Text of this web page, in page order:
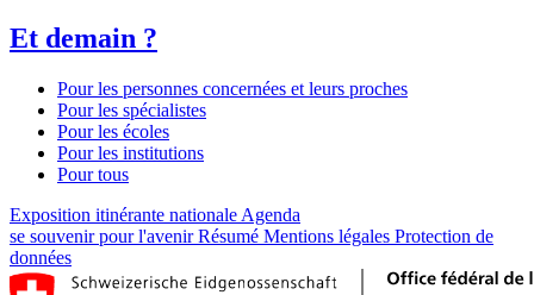
Et demain ?
Pour les personnes concernées et leurs proches
Pour les spécialistes
Pour les écoles
Pour les institutions
Pour tous
Exposition itinérante nationale Agenda
se souvenir pour l'avenirRésumé Mentions légales Protection de
données